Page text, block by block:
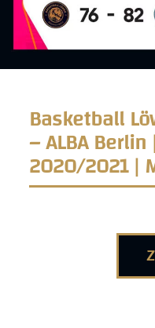
Basketball
– ALBA
2020/2021 |